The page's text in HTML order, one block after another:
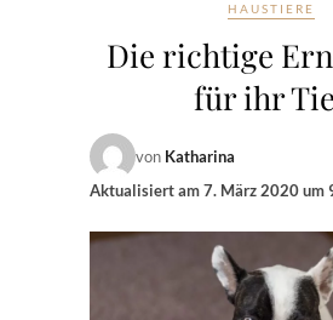
HAUSTIERE
Die richtige
für ihr
von Katharina
Aktualisiert am7. März 2020 um